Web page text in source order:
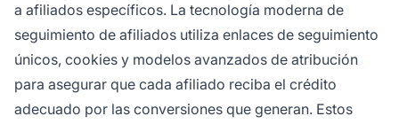
a afiliados específicos. La tecnología moderna de
seguimiento de afiliados utiliza enlaces de seguimiento
únicos, cookies y modelos avanzados de atribución
para asegurar que cada afiliado reciba el crédito
adecuado por las conversiones que generan. Estos